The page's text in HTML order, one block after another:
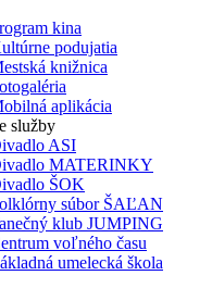
kina
podujatia
knižnica
aplikácia
služby
ASI
MATERINKY
ŠOK
súbor ŠAĽAN
klub JUMPING
voľného času
umelecká škola